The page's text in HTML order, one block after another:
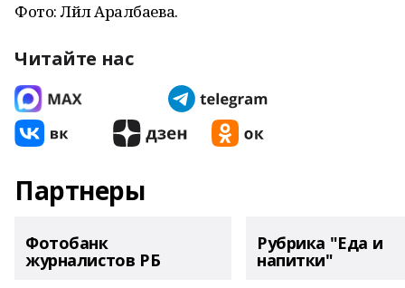
Фото: Ләйлә Аралбаева.
Читайте нас
Партнеры
Фотобанк
журналистов РБ
Рубрика "Еда и
напитки"